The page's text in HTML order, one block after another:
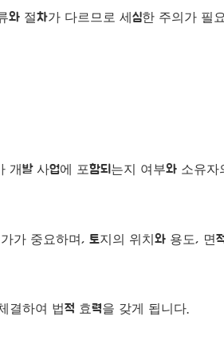
와 절차가 다르므로 세심한 주의가 필
발 사업에 포함되는지 여부와 소유
가 중요하며, 토지의 위치와 용도, 면
결하여 법적 효력을 갖게 됩니다.